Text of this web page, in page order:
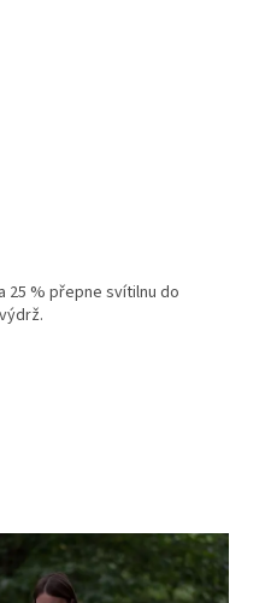
25 % přepne svítilnu do